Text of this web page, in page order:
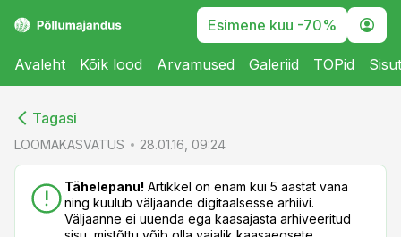
Esimene kuu -70%
Avaleht Kõik lood Arvamused Galeriid TOPid
Tagasi
LOOMAKASVATUS 28.01.16, 09:24
Tähelepanu! Artikkel on enam kui 5 aastat vana
ning kuulub väljaande digitaalsesse arhiivi.
Väljaanne ei uuenda ega kaasajasta arhiveeritud